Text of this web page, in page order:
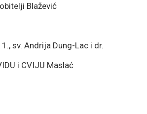
Blažević
sv. Andrija Dung-Lac i dr.
i CVIJU Maslać